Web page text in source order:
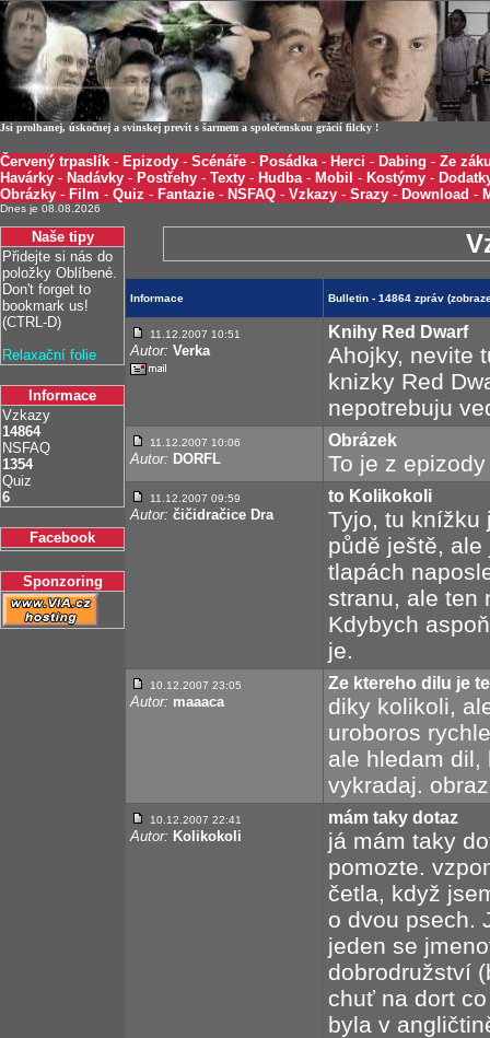
Jsi prolhanej, úskočnej a svinskej prevít s šarmem a společenskou grácií filcky !
Červený trpaslík - Epizody - Scénáře - Posádka- Herci - Dabing - Ze
Havárky - Nadávky - Postřehy - Texty - Hudba- Mobil - Kostýmy -
Obrázky - Film - Quiz - Fantazie - NSFAQ - Vzkazy - Srazy - Download -
Dnes je 08.08.2026
Naše tipy
Přidejte si nás do
položky Oblíbené.
Don't forget to
bookmark us!
(CTRL-D)
Relaxační folie
Informace
Vzkazy
14864
NSFAQ
1354
Quiz
6
Facebook
Sponzoring
Informace Bulletin - 14864 zpráv
11.12.2007 10:51
Autor: Verka
Knihy Red Dwarf
Ahojky, nevite
knizky Red
nepotrebuju
11.12.2007 10:06
Autor: DORFL
Obrázek
To je z
11.12.2007 09:59
Autor: čičidračice Dra
to Kolikokoli
Tyjo, tu knížku
půdě ještě,
tlapách
stranu, ale ten
Kdybych
je.
10.12.2007 23:05
Autor: maaaca
Ze ktereho dilu je
diky kolikoli,
uroboros
ale hledam dil,
vykradaj.
10.12.2007 22:41
Autor: Kolikokoli
mám taky dotaz
já mám taky
pomozte.
četla, když
o dvou psech.
jeden se
dobrodružství
chuť na dort
byla v